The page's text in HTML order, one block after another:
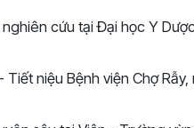
cứu tại Đại học Y
niệu Bệnh viện Chợ